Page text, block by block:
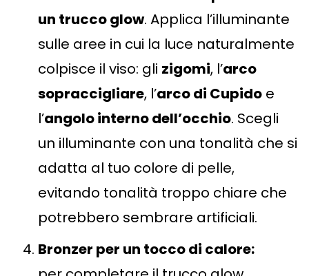
un trucco glow. Applica l’illuminante
sulle aree in cui la luce naturalmente
colpisce il viso: gli zigomi, l’arco
sopraccigliare, l’arco di Cupido e
l’angolo interno dell’occhio. Scegli
un illuminante con una tonalità che si
adatta al tuo colore di pelle,
evitando tonalità troppo chiare che
potrebbero sembrare artificiali.
Bronzer per un tocco di calore: